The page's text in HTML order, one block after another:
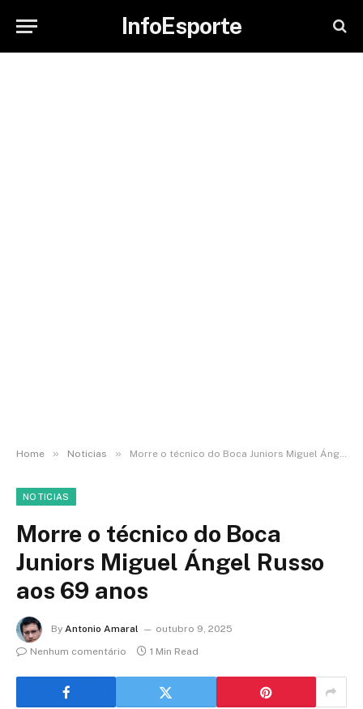
InfoEsporte
Home » Noticias » Morre o técnico do Boca Juniors Miguel Ángel Russo aos 69 anos
NOTICIAS
Morre o técnico do Boca
Juniors Miguel Ángel Russo
aos 69 anos
By Antonio Amaral
outubro 9, 2025
Nenhum comentário
1 Min Read